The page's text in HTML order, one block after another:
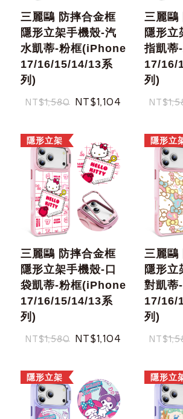
三麗鷗 防摔合金框
隱形立架手機殼-汽
水凱蒂-粉框(iPhone
17/16/15/14/13系
列)
NT$1,580 NT$1,104
三麗鷗
隱形立
指凱蒂
17/16/
列)
隱形立架
三麗鷗 防摔合金框
隱形立架手機殼-口
袋凱蒂-粉框(iPhone
17/16/15/14/13系
列)
NT$1,580 NT$1,104
隱形立
三麗鷗
隱形立
對凱蒂
17/16/
列)
隱形立架 隱形立